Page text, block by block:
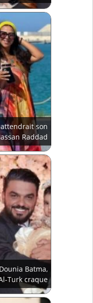
son
Raddad
Batma,
Turk craque